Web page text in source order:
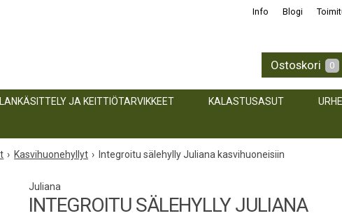
Info Blogi
Ostoskori 0
JA KEITTIÖTARVIKKEET KALASTUSASUT
Kasvihuonehyllyt Integroitu sälehylly Juliana kasvihuoneisiin
Juliana
INTEGROITU SÄLEHYLLY JULIANA